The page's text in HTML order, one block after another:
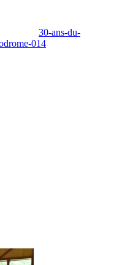
30-ans-du-
014